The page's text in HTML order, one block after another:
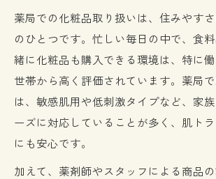
薬局での化粧品取り扱いは、住みやす
のひとつです。忙しい毎日の中で、食
緒に化粧品も購入できる環境は、特に
世帯から高く評価されています。薬局
は、敏感肌用や低刺激タイプなど、家
ーズに対応していることが多く、肌ト
にも安心です。
加えて、薬剤師やスタッフによる商品